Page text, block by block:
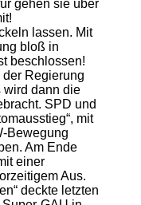
gehen sie über
lassen. Mit
bloß in
beschlossen!
Regierung
wird dann die
SPD und
mit
Bewegung
Am Ende
einer
Aus.
deckte letzten